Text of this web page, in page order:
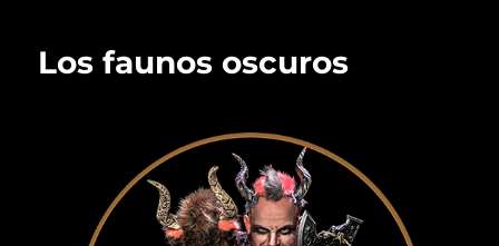
Los faunos oscuros